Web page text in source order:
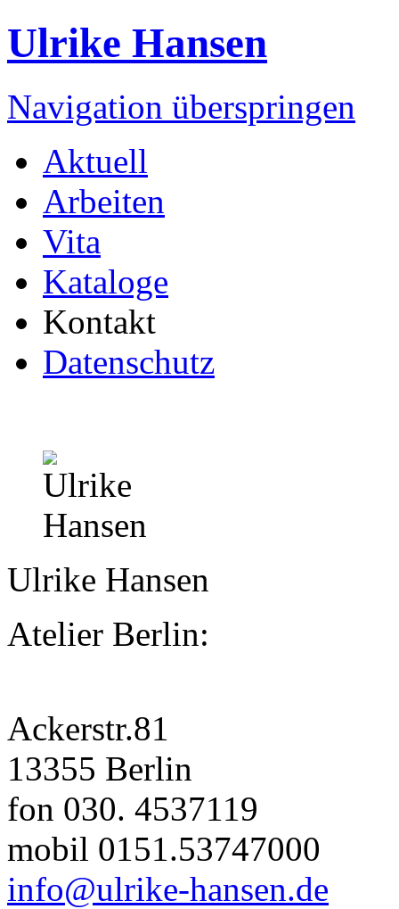
Ulrike Hansen
Navigation überspringen
Aktuell
Arbeiten
Vita
Kataloge
Kontakt
Datenschutz
Ulrike Hansen
Atelier Berlin:
Ackerstr.81
13355 Berlin
fon 030. 4537119
mobil 0151.53747000
info@ulrike-hansen.de